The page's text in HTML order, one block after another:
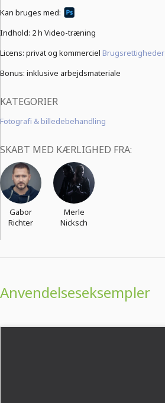
Kan bruges med:
Indhold: 2 h Video-træning
Licens: privat og kommerciel Brugsrettigheder
Bonus: inklusive arbejdsmateriale
KATEGORIER
Fotografi & billedebehandling
SKABT MED KÆRLIGHED FRA:
Gabor
Richter
Merle
Nicksch
Anvendelseseksempler